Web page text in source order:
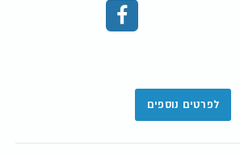
לפרטים נוספים